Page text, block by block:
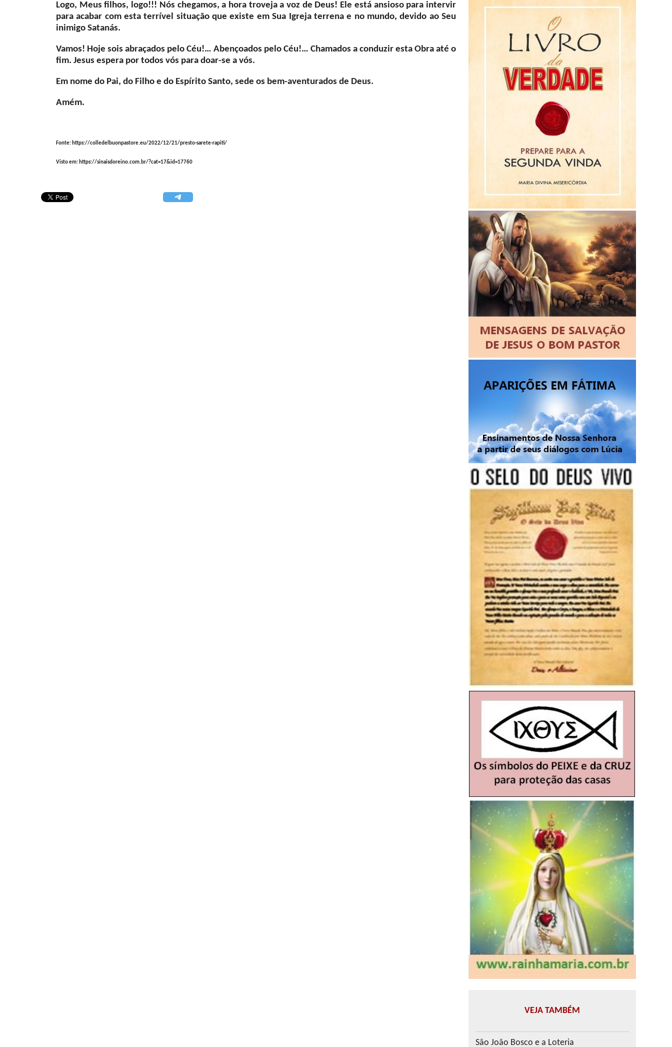
Logo, Meus filhos, logo!!! Nós chegamos, a hora troveja a voz de Deus! Ele está ansioso para intervir
para acabar com esta terrível situação que existe em Sua Igreja terrena e no mundo, devido ao Seu
inimigo Satanás.
Vamos! Hoje sois abraçados pelo Céu!… Abençoados pelo Céu!… Chamados a conduzir esta Obra até o
fim. Jesus espera por todos vós para doar-se a vós.
Em nome do Pai, do Filho e do Espírito Santo, sede os bem-aventurados de Deus.
Amém.
Fonte: https://colledelbuonpastore.eu/2022/12/21/presto-sarete-rapiti/
Visto em: https://sinaisdoreino.com.br/?cat=17&id=17760
VEJA TAMBÉM
São João Bosco e a Loteria